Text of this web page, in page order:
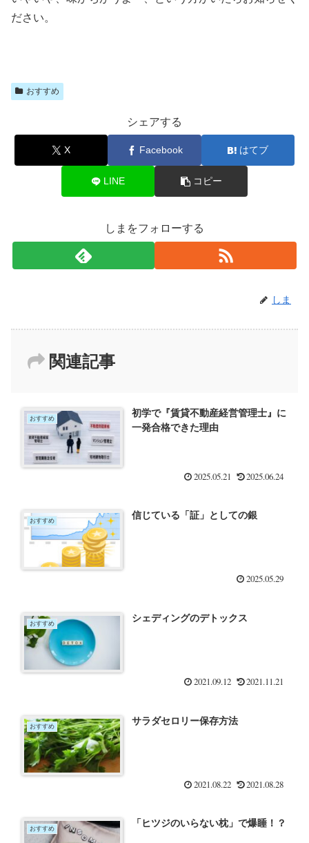
ださい。
おすすめ
シェアする
X Facebook はてブ
LINE コピー
しまをフォローする
しま
関連記事
おすすめ
初学で『賃貸不動産経営管理士』に
一発合格できた理由
2025.05.21 2025.06.24
おすすめ 信じている「証」としての銀
2025.05.29
おすすめ シェディングのデトックス
2021.09.12 2021.11.21
おすすめ サラダセロリー保存方法
2021.08.22 2021.08.28
おすすめ 「ヒツジのいらない枕」で爆睡！？